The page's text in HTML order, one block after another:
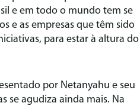
e em todo o mundo tem se
e as empresas que têm sido
para estar à altura do
por Netanyahu e seu
se agudiza ainda mais. Na